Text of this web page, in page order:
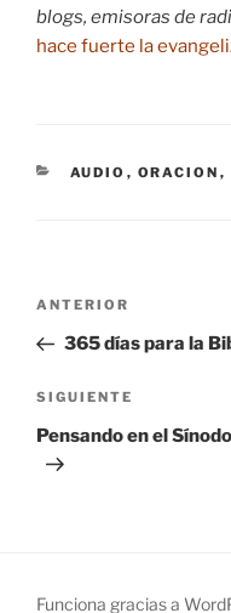
blogs, emisoras de
hace fuerte la
CATEGORÍAS
AUDIO , ORACION ,
Navegación
entradas
Entrada
anterior:
ANTERIOR
365 días para la
Siguiente
entrada
SIGUIENTE
Pensando en el
Funciona gracias a